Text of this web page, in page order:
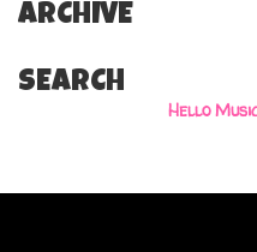
ARCHIVE
SEARCH
Hello